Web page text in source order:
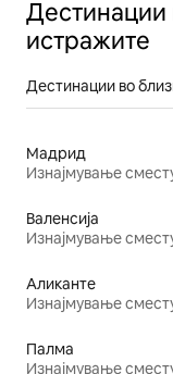
Дестинации
истражите
Дестинации во
Мадрид
Валенсија
Аликанте
Палма